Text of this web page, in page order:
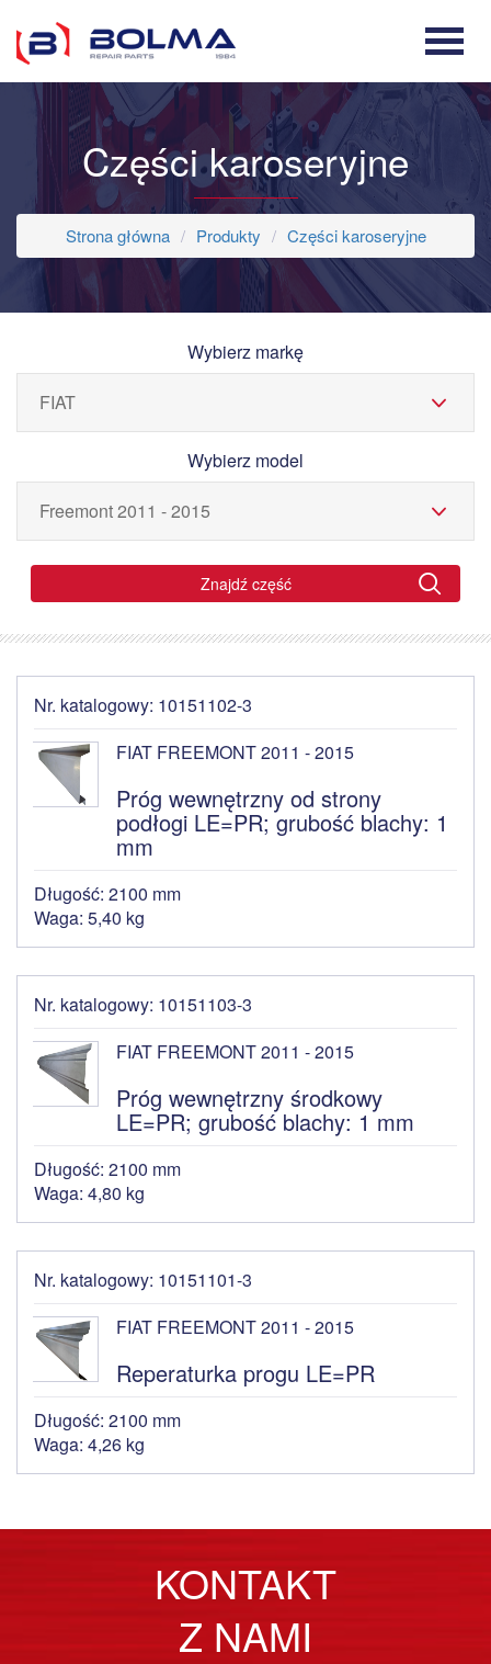
Części karoseryjne
Strona główna Produkty Części karoseryjne
Wybierz markę
Wybierz model
Znajdź część
Nr. katalogowy: 10151102-3
FIAT FREEMONT 2011 - 2015
Próg wewnętrzny od strony
podłogi LE=PR; grubość blachy: 1
mm
Długość: 2100 mm
Waga: 5,40 kg
Nr. katalogowy: 10151103-3
FIAT FREEMONT 2011 - 2015
Próg wewnętrzny środkowy
LE=PR; grubość blachy: 1 mm
Długość: 2100 mm
Waga: 4,80 kg
Nr. katalogowy: 10151101-3
FIAT FREEMONT 2011 - 2015
Reperaturka progu LE=PR
Długość: 2100 mm
Waga: 4,26 kg
KONTAKT
Z NAMI